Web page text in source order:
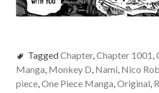
TaggedChapter,Chapter 1001,
Manga, Monkey D, Nami, Nico
piece,One Piece Manga,Original,